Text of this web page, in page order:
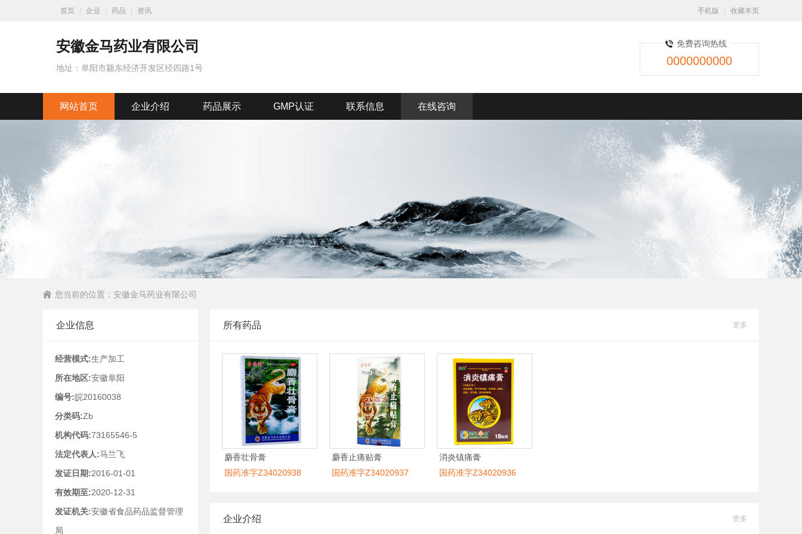
首页 企业 药品 资讯 手机版 收藏本页
安徽金马药业有限公司
地址：阜阳市颍东经济开发区经四路1号
免费咨询热线
0000000000
网站首页 企业介绍 药品展示 GMP认证 联系信息 在线咨询
您当前的位置： 安徽金马药业有限公司
所有药品 更多
麝香壮骨膏
国药准字Z34020938
麝香止痛贴膏
国药准字Z34020937
消炎镇痛膏
国药准字Z34020936
企业介绍 更多
企业信息
经营模式:生产加工
所在地区:安徽阜阳
编号:皖20160038
分类码:Zb
机构代码:73165546-5
法定代表人:马兰飞
发证日期:2016-01-01
有效期至:2020-12-31
发证机关:安徽省食品药品监督管理
局